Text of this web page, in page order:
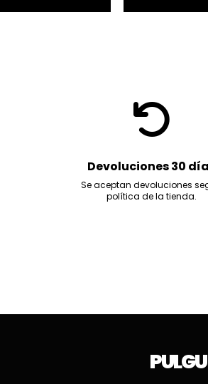
Devoluciones 30
Se aceptan devoluciones
política de la tienda.